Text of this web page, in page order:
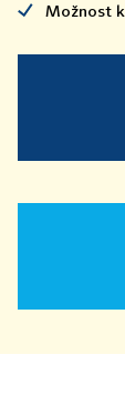
Možnost